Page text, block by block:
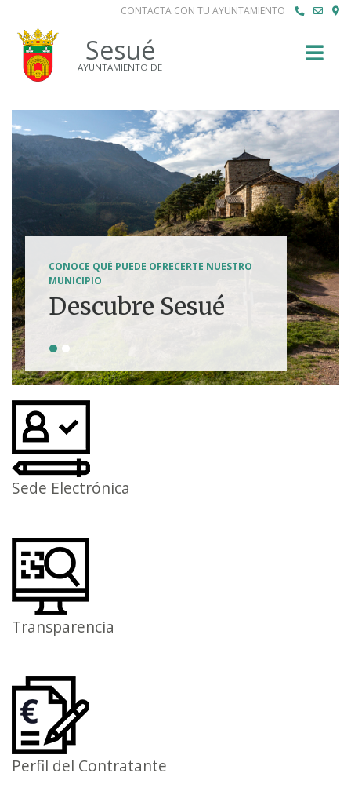
CONTACTA CON TU AYUNTAMIENTO
Sesué
AYUNTAMIENTO DE
CONOCE QUÉ PUEDE OFRECERTE NUESTRO
MUNICIPIO
Descubre Sesué
Tierra de
aventuras
Sede Electrónica
Transparencia
Perfil del Contratante